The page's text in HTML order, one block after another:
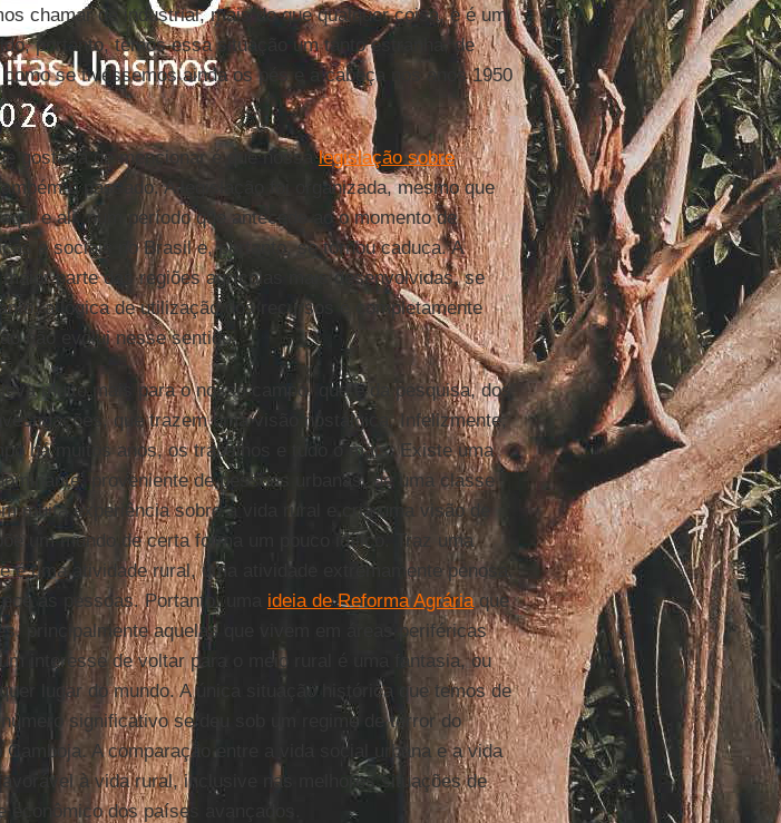
chamar de industrial, mais do que qualquer coisa, e é um
portanto, temos essa situação um tanto estranha, de
se tivéssemos ainda os pés e a cabeça nos anos 1950
gostaria de mencionar é que nossalegislação sobre
o passado. A legislação foi organizada, mesmo que
e ali, num período que antecede ao o momento de
e sociais no Brasil e, portanto, se tornou caduca. A
parte das regiões agrícolas mais desenvolvidas, se
a lógica de utilização dos recursos é completamente
não evolui nesse sentido.
muito mais para o nosso campo, que é da pesquisa, dos
que trazem uma visão nostálgica. Infelizmente,
há muitos anos, os trabalhos e tudo o mais. Existe uma
proveniente de pessoas urbanas, de uma classe
muita experiência sobre a vida rural e cria uma visão de
um mundo de certa forma um pouco idílico. Traz uma
é uma atividade rural, uma atividade extremamente penosa,
as pessoas. Portanto, uma ideia de Reforma Agráriaque
principalmente aquelas que vivem em áreas periféricas
interesse de voltar para o meio rural é uma fantasia, ou
lugar do mundo. A única situação histórica que temos de
número significativo se deu sob um regime de terror do
A comparação entre a vida social urbana e a vida
à vida rural, inclusive nas melhores situações de
dos países avançados.